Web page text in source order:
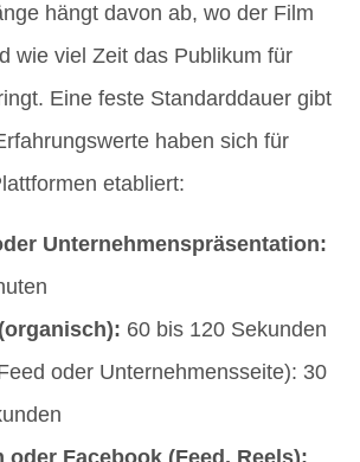
hängt davon ab, wo der Film
wie viel Zeit das Publikum für
Eine feste Standarddauer gibt
haben sich für
etabliert:
Unternehmenspräsentation:
60 bis 120 Sekunden
oder Unternehmensseite): 30
oder Facebook (Feed, Reels):